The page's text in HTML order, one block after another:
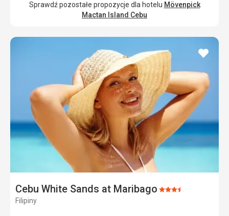
Sprawdź pozostałe propozycje dla hotelu Mövenpick
Mactan Island Cebu
Cebu White Sands at Maribago Ocena:
Filipiny
dodaj